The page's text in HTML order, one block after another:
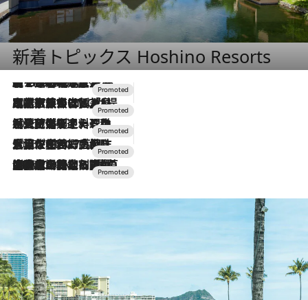
新着トピックス Hoshino Resorts
2026.8.7
【トンボの足水浴】ヒノキの香りに包まれて涼感マックス！約13℃の湧水かけ流しを避暑地「星野温泉 トンボの湯」で体験
2026.7.31
【ホテル帰省】という選択肢をOMOが提案。家族とほどよい距離を保つには「昼は実家、夜は気兼ねなくホテルで！」
2026.7.24
【夏限定ディナーコース】旬を迎える稚鮎や花ズッキーニなどをイタリア・トスカーナの郷土料理の手法で満喫！
2026.7.17
「土佐和ハーブかき氷」がOMO7高知に登場！生姜、山椒、大葉など目にも舌にも涼を呼ぶ郷土の味
2026.7.10
NEW OPEN！【界 草津】名湯の地に誕生。趣の異なる2種の温泉と上州ならではの会席・蕎麦割烹など美食を味わう究極の癒やし旅